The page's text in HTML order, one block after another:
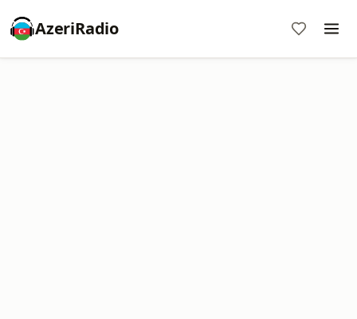
AzeriRadio